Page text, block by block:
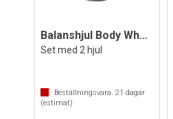
Balanshjul Body Wheels från Gonge
Set med 2 hjul
Beställningsvara. 21 dagar
(estimat)